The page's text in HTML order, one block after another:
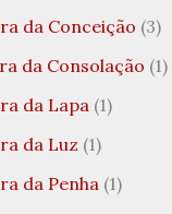
da Conceição (3)
da Consolação (1)
da Lapa(1)
da Luz (1)
da Penha(1)